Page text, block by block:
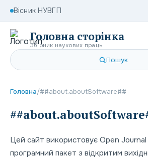
Вісник НУВГП
Головна сторінка
Збірник наукових праць
Пошук
Головна/##about.aboutSoftware##
Цей сайт використовує Open
програмний пакет з відкритим